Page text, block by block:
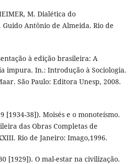
M. Dialética do
Antônio de Almeida. Rio de
à edição brasileira: A
impura. In.: Introdução à Sociologia.
São Paulo: Editora Unesp, 2008.
[1934-38]). Moisés e o monoteísmo.
das Obras Completas de
Rio de Janeiro: Imago,1996.
[1929]). O mal-estar na civilização.